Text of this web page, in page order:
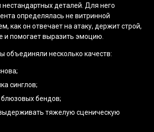
деталей. Для него
определялась не витринной
как он отвечает на атаку, держит строй,
и помогает выразить эмоцию.
объединяли несколько качеств:
синглов;
бендов;
тяжелую сценическую